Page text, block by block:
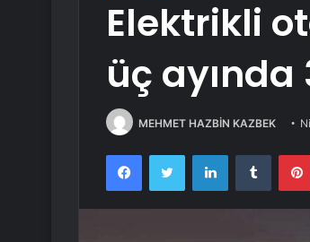
Elektrikli
üç ayında
MEHMET HAZBİN KAZBEK
FacebookTwitter LinkedInTumblr